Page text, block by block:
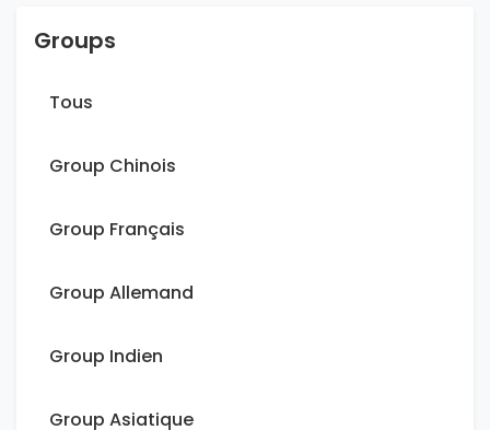
Groups
Tous
Group Chinois
Group Français
Group Allemand
Group Indien
Group Asiatique